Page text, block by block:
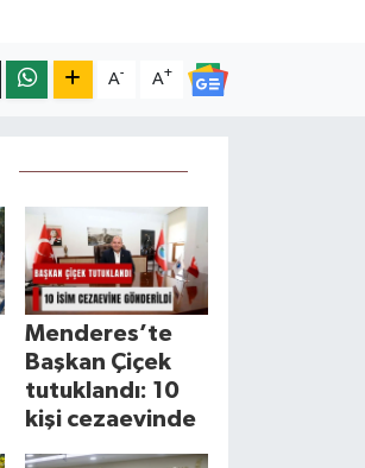
A- A+
Menderes’te
Başkan Çiçek
tutuklandı: 10
kişi cezaevinde